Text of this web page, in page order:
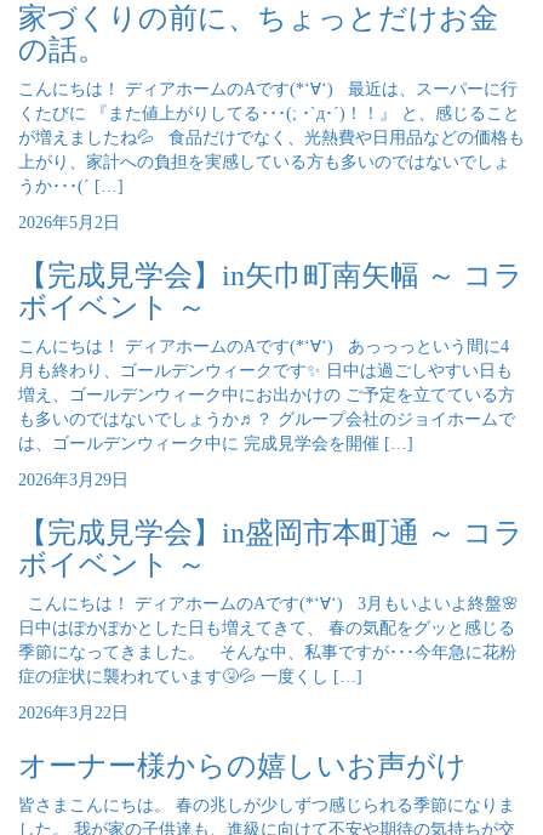
家づくりの前に、ちょっとだけお金
の話。
こんにちは！ ディアホームのAです(*‘∀‘) 最近は、スーパーに行
くたびに 『また値上がりしてる･･･(; ･`д･´)！！』 と、感じること
が増えましたね💦 食品だけでなく、光熱費や日用品などの価格も
上がり、家計への負担を実感している方も多いのではないでしょ
うか･･･(´ […]
2026年5月2日
【完成見学会】in矢巾町南矢幅 ～ コラ
ボイベント ～
こんにちは！ ディアホームのAです(*‘∀‘) あっっっという間に4
月も終わり、ゴールデンウィークです✨ 日中は過ごしやすい日も
増え、ゴールデンウィーク中にお出かけの ご予定を立てている方
も多いのではないでしょうか♬？ グループ会社のジョイホームで
は、ゴールデンウィーク中に 完成見学会を開催 […]
2026年3月29日
【完成見学会】in盛岡市本町通 ～ コラ
ボイベント ～
こんにちは！ ディアホームのAです(*‘∀‘) 3月もいよいよ終盤🌸
日中はぽかぽかとした日も増えてきて、 春の気配をグッと感じる
季節になってきました。 そんな中、私事ですが･･･今年急に花粉
症の症状に襲われています🤧💦 一度くし […]
2026年3月22日
オーナー様からの嬉しいお声がけ
皆さまこんにちは。 春の兆しが少しずつ感じられる季節になりま
した。 我が家の子供達も、進級に向けて不安や期待の気持ちが交